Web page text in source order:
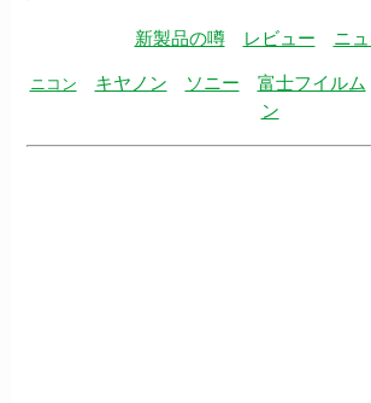
新製品の噂 レビュー ニ
ニコン キヤノン ソニー 富士フイルム
ン